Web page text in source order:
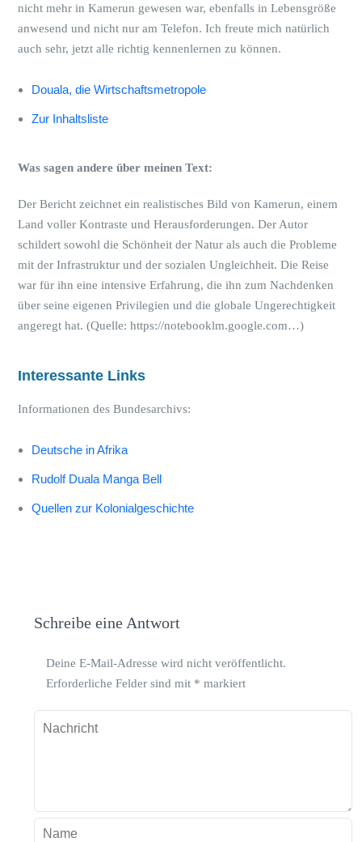
nicht mehr in Kamerun gewesen war, ebenfalls in Lebensgröße
anwesend und nicht nur am Telefon. Ich freute mich natürlich
auch sehr, jetzt alle richtig kennenlernen zu können.
Douala, die Wirtschaftsmetropole
Zur Inhaltsliste
Was sagen andere über meinen Text:
Der Bericht zeichnet ein realistisches Bild von Kamerun, einem
Land voller Kontraste und Herausforderungen. Der Autor
schildert sowohl die Schönheit der Natur als auch die Probleme
mit der Infrastruktur und der sozialen Ungleichheit. Die Reise
war für ihn eine intensive Erfahrung, die ihn zum Nachdenken
über seine eigenen Privilegien und die globale Ungerechtigkeit
angeregt hat. (Quelle: https://notebooklm.google.com…)
Interessante Links
Informationen des Bundesarchivs:
Deutsche in Afrika
Rudolf Duala Manga Bell
Quellen zur Kolonialgeschichte
Schreibe eine Antwort
Deine E-Mail-Adresse wird nicht veröffentlicht.
Erforderliche Felder sind mit * markiert